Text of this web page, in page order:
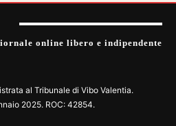
online libero e indipendente
al Tribunale di Vibo Valentia.
2025. ROC: 42854.